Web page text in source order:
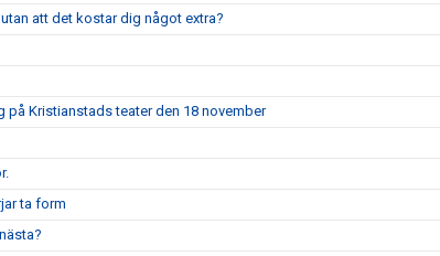
att det kostar dig något extra?
på Kristianstads teater den 18 november
ta form